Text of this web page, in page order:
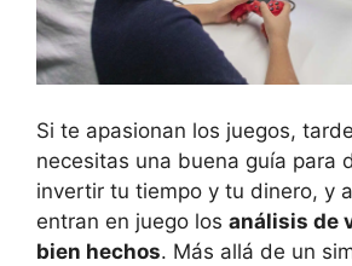
Si te apasionan los juegos,
necesitas una buena guía para
invertir tu tiempo y tu dinero, y
entran en juego los análisis de
bien hechos. Más allá de un